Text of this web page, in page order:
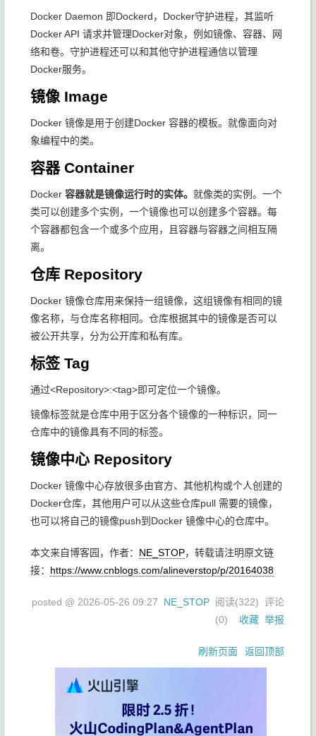
Docker Daemon 即Dockerd，Docker守护进程，其监听
Docker API 请求并管理Docker对象，例如镜像、容器、网
络和卷。守护进程还可以和其他守护进程通信以管理
Docker服务。
镜像 Image
Docker 镜像是用于创建Docker 容器的模板。就像面向对
象编程中的类。
容器 Container
Docker 容器就是镜像运行时的实体。 就像类的实例。一个
类可以创建多个实例，一个镜像也可以创建多个容器。每
个容器都包含一个或多个应用，且容器与容器之间相互隔
离。
仓库 Repository
Docker 镜像仓库用来保持一组镜像，这组镜像有相同的镜
像名称，与仓库名称相同。仓库根据其中的镜像是否可以
被公开共享，分为公开库和私有库。
标签 Tag
通过<Repository>:<tag>即可定位一个镜像。
镜像标签就是仓库中用于区分各个镜像的一种标识，同一
仓库中的镜像具有不同的标签。
镜像中心 Repository
Docker 镜像中心存放很多由官方、其他机构或个人创建的
Docker仓库，其他用户可以从这些仓库pull 需要的镜像，
也可以将自己的镜像push到Docker 镜像中心的仓库中。
本文来自博客园，作者： NE_STOP，转载请注明原文链
接： https://www.cnblogs.com/alineverstop/p/20164038
posted @ 2026-05-26 09:27 NE_STOP 阅读(322) 评论
(0) 收藏 举报
刷新页面 返回顶部